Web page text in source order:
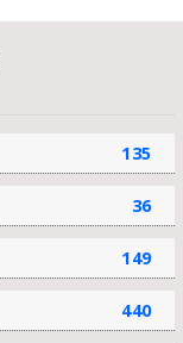
135
36
149
440